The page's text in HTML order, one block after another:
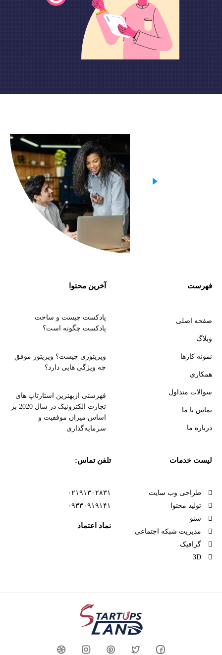
فهرست
صفحه اصلی
وبلاگ
نمونه کارها
همکاری
سوالات متداول
تماس با ما
درباره ما
آخرین محتوا
پادکست چیست و ساخت
پادکست چگونه است؟
ویزیتوری چیست؟ ویزیتور موفق
چه ویژگی هایی دارد؟
فهرستی ازبهترین استارتاپ های
تجارت الکترونیک در سال 2020 بر
اساس میزان موفقیت و
سرمایه‌گذاری
لیست خدمات
طراحی وب سایت
تولید محتوا
سئو
مدیریت شبکه اجتماعی
گرافیک
3D
تلفن تماس:
۰۲۱۹۱۳۰۲۸۳۱
۰۹۳۳۰۹۱۹۱۴۱
نماد اعتماد